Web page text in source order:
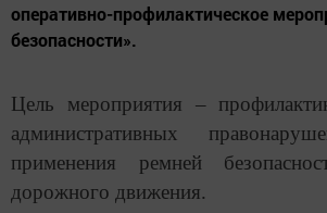
оперативно-профилактическое
безопасности».
Цель мероприятия –
административных
применения ремней
дорожного движения.